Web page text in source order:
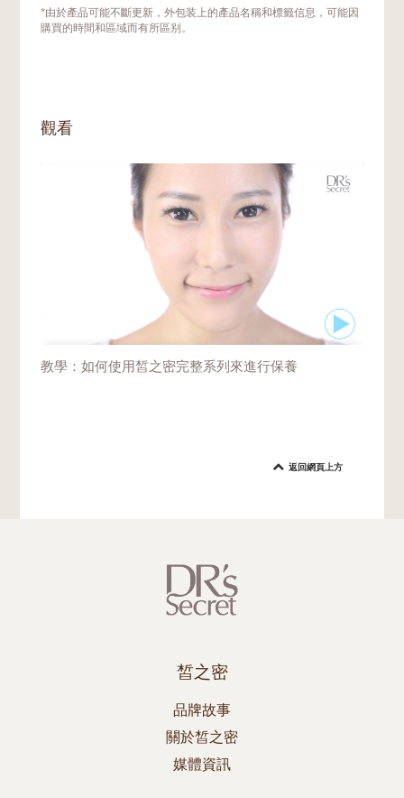
和激活驻颜肽A3片而调配的。两者混合后所
形成的特有蜗形(Cochleate) 分子结构，是一
什麼時候開始使用駐顏配套A3沒有明確的限
制。一般來說，25歲開始，皮膚衰老的跡象
現老化跡象時，可選擇在日常護膚中更早地加
*由於產品可能不斷更新，外包装上的產品名稱和標籤信息，可能因
購買的時間和區域而有所區别。
觀看
教學：如何使用皙之密完整系列來進行保養
返回網頁上方
皙之密
品牌故事
關於皙之密
媒體資訊